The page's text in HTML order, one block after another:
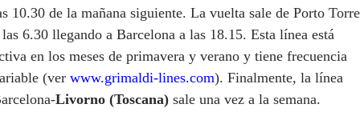
10.30 de la mañana siguiente. La vuelta sale de Porto
las 6.30 llegando a Barcelona a las 18.15. Esta línea está
en los meses de primavera y verano y tiene frecuencia
(ver www.grimaldi-lines.com). Finalmente, la línea
Livorno (Toscana) sale una vez a la semana.